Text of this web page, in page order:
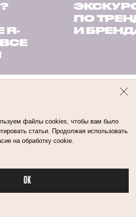
Бьюти в спорте
R-
ВСЕ
ПО
И
файлы cookies, чтобы вам было
статьи. Продолжая использовать
на обработку cookie.
OK